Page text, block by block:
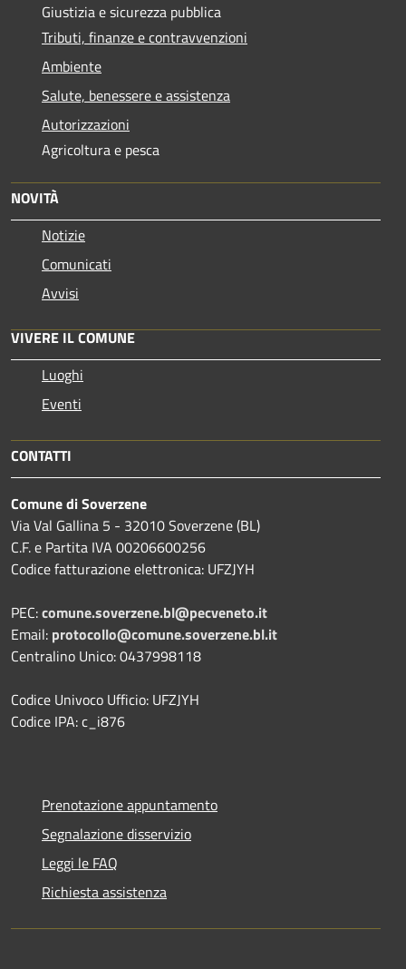
Giustizia e sicurezza pubblica
Tributi, finanze e contravvenzioni
Ambiente
Salute, benessere e assistenza
Autorizzazioni
Agricoltura e pesca
NOVITÀ
Notizie
Comunicati
Avvisi
VIVERE IL COMUNE
Luoghi
Eventi
CONTATTI
Comune di Soverzene
Via Val Gallina 5 - 32010 Soverzene (BL)
C.F. e Partita IVA 00206600256
Codice fatturazione elettronica: UFZJYH
PEC:comune.soverzene.bl@pecveneto.it
Email: protocollo@comune.soverzene.bl.it
Centralino Unico: 0437998118
Codice Univoco Ufficio: UFZJYH
Codice IPA: c_i876
Prenotazione appuntamento
Segnalazione disservizio
Leggi le FAQ
Richiesta assistenza